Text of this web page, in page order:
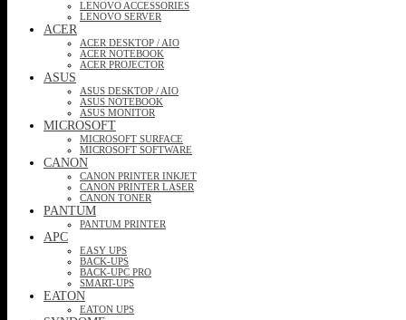
LENOVO ACCESSORIES
LENOVO SERVER
ACER
ACER DESKTOP / AIO
ACER NOTEBOOK
ACER PROJECTOR
ASUS
ASUS DESKTOP / AIO
ASUS NOTEBOOK
ASUS MONITOR
MICROSOFT
MICROSOFT SURFACE
MICROSOFT SOFTWARE
CANON
CANON PRINTER INKJET
CANON PRINTER LASER
CANON TONER
PANTUM
PANTUM PRINTER
APC
EASY UPS
BACK-UPS
BACK-UPC PRO
SMART-UPS
EATON
EATON UPS